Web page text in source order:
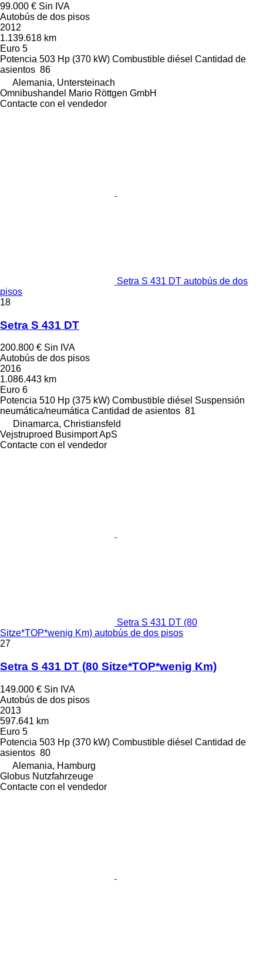
99.000 € Sin IVA
Autobús de dos pisos
2012
1.139.618 km
Euro 5
Potencia 503 Hp (370 kW) Combustible diésel Cantidad de
asientos 86
Alemania, Untersteinach
Omnibushandel Mario Röttgen GmbH
Contacte con el vendedor
Setra S 431 DT autobús de dos
pisos
18
Setra S 431 DT
200.800 € Sin IVA
Autobús de dos pisos
2016
1.086.443 km
Euro 6
Potencia 510 Hp (375 kW) Combustible diésel Suspensión
neumática/neumática Cantidad de asientos 81
Dinamarca, Christiansfeld
Vejstruproed Busimport ApS
Contacte con el vendedor
Setra S 431 DT (80
Sitze*TOP*wenig Km) autobús de dos pisos
27
Setra S 431 DT (80 Sitze*TOP*wenig Km)
149.000 € Sin IVA
Autobús de dos pisos
2013
597.641 km
Euro 5
Potencia 503 Hp (370 kW) Combustible diésel Cantidad de
asientos 80
Alemania, Hamburg
Globus Nutzfahrzeuge
Contacte con el vendedor